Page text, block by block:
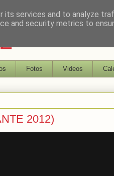
Fotos Videos
2012)
services and to analyze
and security metrics to